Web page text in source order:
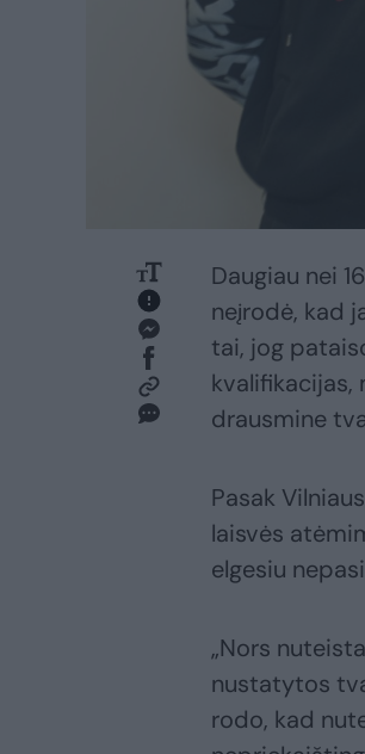
Daugiau nei
neįrodė, kad
tai, jog
kvalifikacijas,
drausmine
Pasak
laisvės
elgesiu
„Nors
nustatytos
rodo, kad